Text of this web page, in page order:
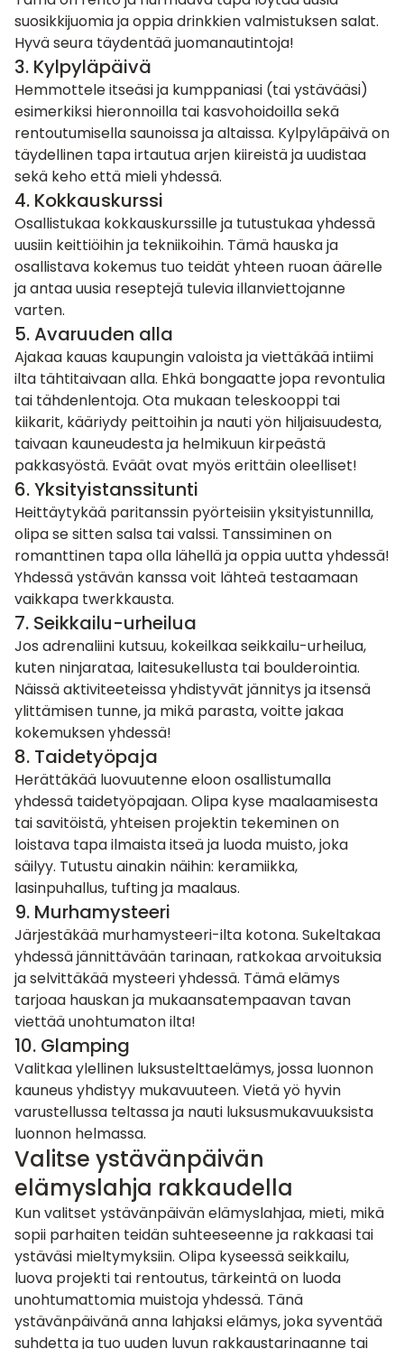
suosikkijuomia ja oppia drinkkien valmistuksen salat.
Hyvä seura täydentää juomanautintoja!
3. Kylpyläpäivä
Hemmottele itseäsi ja kumppaniasi (tai ystävääsi)
esimerkiksi hieronnoilla tai kasvohoidoilla sekä
rentoutumisella saunoissa ja altaissa. Kylpyläpäivä on
täydellinen tapa irtautua arjen kiireistä ja uudistaa
sekä keho että mieli yhdessä.
4. Kokkauskurssi
Osallistukaa kokkauskurssilleja tutustukaa yhdessä
uusiin keittiöihin ja tekniikoihin. Tämä hauska ja
osallistava kokemus tuo teidät yhteen ruoan äärelle
ja antaa uusia reseptejä tulevia illanviettojanne
varten.
5. Avaruuden alla
Ajakaa kauas kaupungin valoista ja viettäkää intiimi
ilta tähtitaivaan alla. Ehkä bongaatte jopa revontulia
tai tähdenlentoja. Ota mukaan teleskooppi tai
kiikarit, kääriydy peittoihin ja nauti yön hiljaisuudesta,
taivaan kauneudesta ja helmikuun kirpeästä
pakkasyöstä. Eväät ovat myös erittäin oleelliset!
6. Yksityistanssitunti
Heittäytykää paritanssin pyörteisiin yksityistunnilla,
olipa se sittensalsa tai valssi. Tanssiminen on
romanttinen tapa olla lähellä ja oppia uutta yhdessä!
Yhdessä ystävän kanssa voit lähteä testaamaan
vaikkapa twerkkausta.
7. Seikkailu-urheilua
Jos adrenaliini kutsuu, kokeilkaa seikkailu-urheilua,
kuten ninjarataa, laitesukellusta tai boulderointia.
Näissä aktiviteeteissa yhdistyvät jännitys ja itsensä
ylittämisen tunne, ja mikä parasta, voitte jakaa
kokemuksen yhdessä!
8. Taidetyöpaja
Herättäkää luovuutenne eloon osallistumalla
yhdessä taidetyöpajaan. Olipa kyse maalaamisesta
tai savitöistä, yhteisen projektin tekeminen on
loistava tapa ilmaista itseä ja luoda muisto, joka
säilyy. Tutustu ainakin näihin: keramiikka,
lasinpuhallus, tuftingja maalaus.
9. Murhamysteeri
Järjestäkää murhamysteeri-ilta kotona. Sukeltakaa
yhdessä jännittävään tarinaan, ratkokaa arvoituksia
ja selvittäkää mysteeri yhdessä. Tämä elämys
tarjoaa hauskan ja mukaansatempaavan tavan
viettää unohtumaton ilta!
10. Glamping
Valitkaa ylellinen luksustelttaelämys, jossa luonnon
kauneus yhdistyy mukavuuteen. Vietä yö hyvin
varustellussa teltassa ja nauti luksusmukavuuksista
luonnon helmassa.
Valitse ystävänpäivän
elämyslahja rakkaudella
Kun valitset ystävänpäivän elämyslahjaa, mieti, mikä
sopii parhaiten teidän suhteeseenne ja rakkaasi tai
ystäväsi mieltymyksiin. Olipa kyseessä seikkailu,
luova projekti tai rentoutus, tärkeintä on luoda
unohtumattomia muistoja yhdessä. Tänä
ystävänpäivänä anna lahjaksi elämys, joka syventää
suhdetta ja tuo uuden luvun rakkaustarinaanne tai